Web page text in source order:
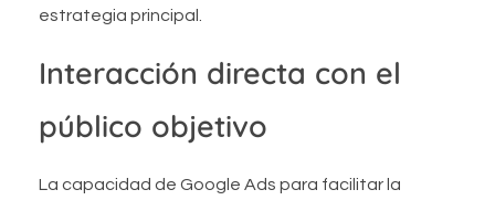
estrategia principal.
Interacción directa con el
público objetivo
La capacidad de Google Ads para facilitar la